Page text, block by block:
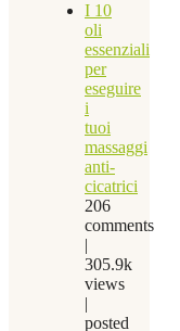
I 10
oli
essenziali
per
eseguire
i
tuoi
massaggi
anti-
cicatrici
206
comments
|
305.9k
views
|
posted